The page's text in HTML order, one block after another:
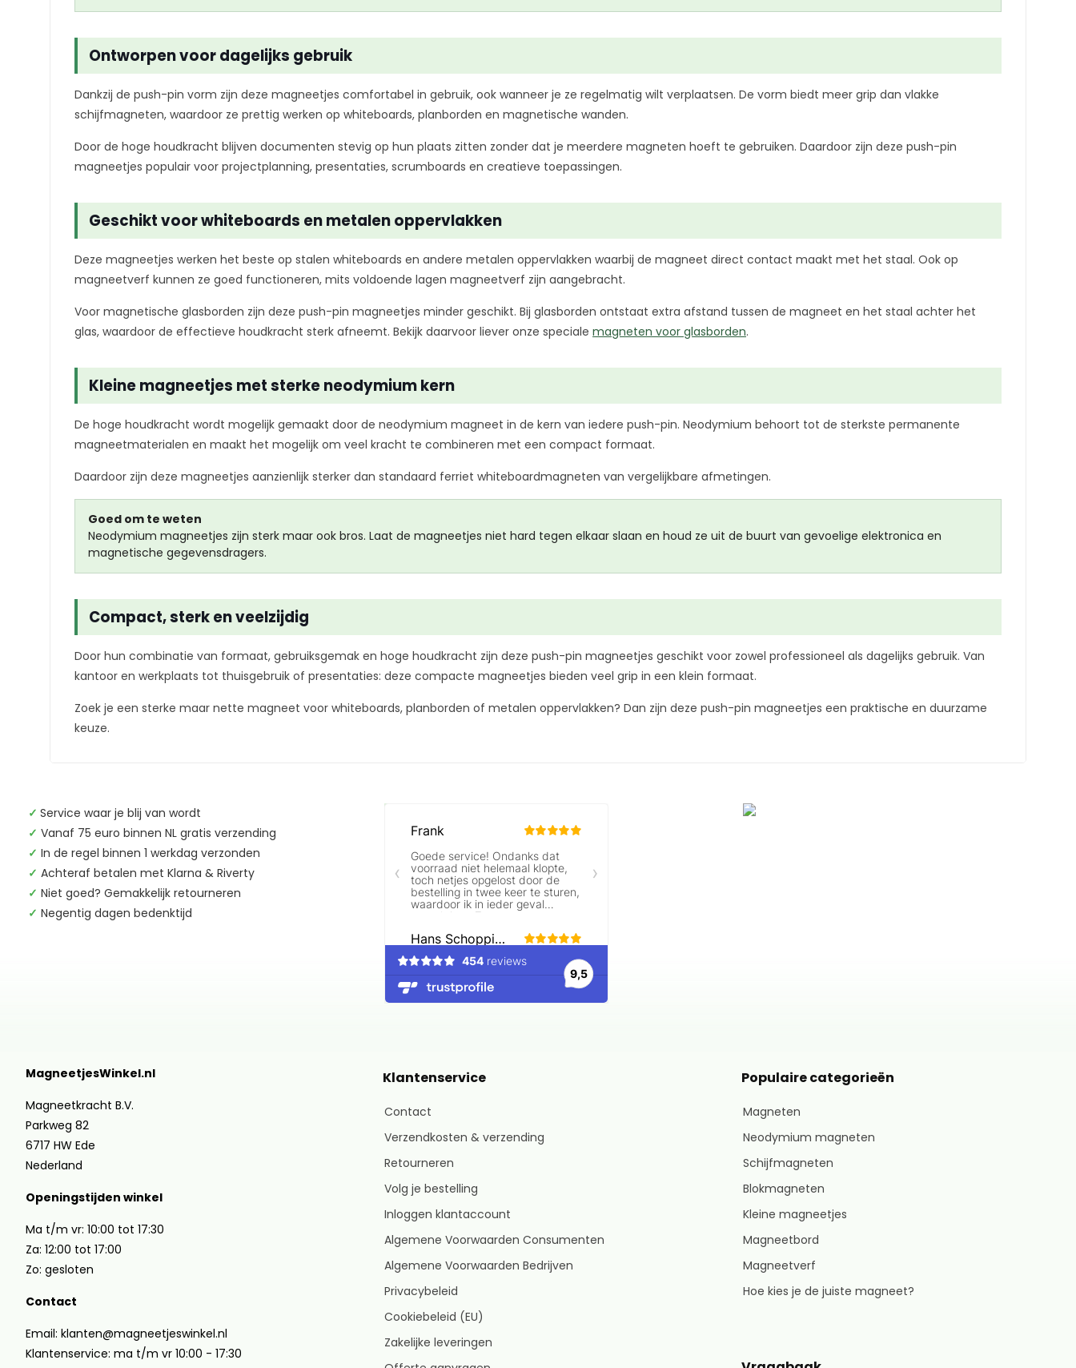
Ontworpen voor dagelijks gebruik
Dankzij de push-pin vorm zijn deze magneetjes comfortabel in gebruik, ook wanneer je ze regelmatig wilt verplaatsen. De vorm biedt meer grip dan vlakke
schijfmagneten, waardoor ze prettig werken op whiteboards, planborden en magnetische wanden.
Door de hoge houdkracht blijven documenten stevig op hun plaats zitten zonder dat je meerdere magneten hoeft te gebruiken. Daardoor zijn deze push-pin
magneetjes populair voor projectplanning, presentaties, scrumboards en creatieve toepassingen.
Geschikt voor whiteboards en metalen oppervlakken
Deze magneetjes werken het beste op stalen whiteboards en andere metalen oppervlakken waarbij de magneet direct contact maakt met het staal. Ook op
magneetverf kunnen ze goed functioneren, mits voldoende lagen magneetverf zijn aangebracht.
Voor magnetische glasborden zijn deze push-pin magneetjes minder geschikt. Bij glasborden ontstaat extra afstand tussen de magneet en het staal achter het
glas, waardoor de effectieve houdkracht sterk afneemt. Bekijk daarvoor liever onze speciale magneten voor glasborden.
Kleine magneetjes met sterke neodymium kern
De hoge houdkracht wordt mogelijk gemaakt door de neodymium magneet in de kern van iedere push-pin. Neodymium behoort tot de sterkste permanente
magneetmaterialen en maakt het mogelijk om veel kracht te combineren met een compact formaat.
Daardoor zijn deze magneetjes aanzienlijk sterker dan standaard ferriet whiteboardmagneten van vergelijkbare afmetingen.
Goed om te weten
Neodymium magneetjes zijn sterk maar ook bros. Laat de magneetjes niet hard tegen elkaar slaan en houd ze uit de buurt van gevoelige elektronica en
magnetische gegevensdragers.
Compact, sterk en veelzijdig
Door hun combinatie van formaat, gebruiksgemak en hoge houdkracht zijn deze push-pin magneetjes geschikt voor zowel professioneel als dagelijks gebruik. Van
kantoor en werkplaats tot thuisgebruik of presentaties: deze compacte magneetjes bieden veel grip in een klein formaat.
Zoek je een sterke maar nette magneet voor whiteboards, planborden of metalen oppervlakken? Dan zijn deze push-pin magneetjes een praktische en duurzame
keuze.
✓ Service waar je blij van wordt
✓ Vanaf 75 euro binnen NL gratis verzending
✓ In de regel binnen 1 werkdag verzonden
✓ Achteraf betalen met Klarna & Riverty
✓ Niet goed? Gemakkelijk retourneren
✓ Negentig dagen bedenktijd
MagneetjesWinkel.nl
Magneetkracht B.V.
Parkweg 82
6717 HW Ede
Nederland
Openingstijden winkel
Ma t/m vr: 10:00 tot 17:30
Za: 12:00 tot 17:00
Zo: gesloten
Contact
Email: klanten@magneetjeswinkel.nl
Klantenservice: ma t/m vr 10:00 - 17:30
Klantenservice
Contact
Verzendkosten & verzending
Retourneren
Volg je bestelling
Inloggen klantaccount
Algemene Voorwaarden Consumenten
Algemene Voorwaarden Bedrijven
Privacybeleid
Cookiebeleid (EU)
Zakelijke leveringen
Populaire categorieën
Magneten
Neodymium magneten
Schijfmagneten
Blokmagneten
Kleine magneetjes
Magneetbord
Magneetverf
Hoe kies je de juiste magneet?